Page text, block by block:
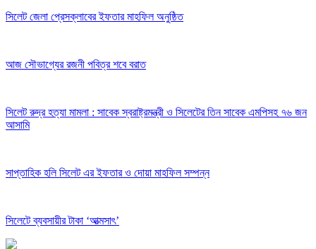
সিলেট জেলা প্রেসক্লাবের ইফতার মাহফিল অনুষ্ঠিত
আজ সৌভাগ্যের রজনী পবিত্র শবে বরাত
সিলেট রুদ্র হত্যা মামলা : সাবেক স্বরাষ্ট্রমন্ত্রী ও সিলেটের তিন সাবেক এমপিসহ ৭৬ জন
আসামি
সাপ্তাহিক হলি সিলেট এর ইফতার ও দোয়া মাহফিল সম্পন্ন
সিলেটে ব্যবসায়ীর টাকা ‘আত্মসাৎ’